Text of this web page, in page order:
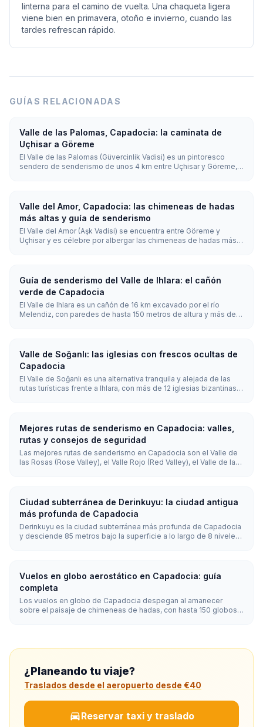
linterna para el camino de vuelta. Una chaqueta ligera
viene bien en primavera, otoño e invierno, cuando las
tardes refrescan rápido.
GUÍAS RELACIONADAS
Valle de las Palomas, Capadocia: la caminata de
Uçhisar a Göreme
El Valle de las Palomas (Güvercinlik Vadisi) es un pintoresco
sendero de senderismo de unos 4 km entre Uçhisar y Göreme,
Ojo.
Valle del Amor, Capadocia: las chimeneas de hadas
más altas y guía de senderismo
El Valle del Amor (Aşk Vadisi) se encuentra entre Göreme y
Uçhisar y es célebre por albergar las chimeneas de hadas más
caminar.
Guía de senderismo del Valle de Ihlara: el cañón
verde de Capadocia
El Valle de Ihlara es un cañón de 16 km excavado por el río
Melendiz, con paredes de hasta 150 metros de altura y más de
Valle de Soğanlı: las iglesias con frescos ocultas de
Capadocia
El Valle de Soğanlı es una alternativa tranquila y alejada de las
rutas turísticas frente a Ihlara, con más de 12 iglesias bizantinas
Mejores rutas de senderismo en Capadocia: valles,
rutas y consejos de seguridad
Las mejores rutas de senderismo en Capadocia son el Valle de
las Rosas (Rose Valley), el Valle Rojo (Red Valley), el Valle de las
deberían empezar por el Valle de las Rosas o el Valle Rojo por el
paisaje, por el Valle de las Palomas para una ruta fácil y por Ihlara
para una caminata de día completo por el cañón.
Ciudad subterránea de Derinkuyu: la ciudad antigua
más profunda de Capadocia
Derinkuyu es la ciudad subterránea más profunda de Capadocia
y desciende 85 metros bajo la superficie a lo largo de 8 niveles
Vuelos en globo aerostático en Capadocia: guía
completa
Los vuelos en globo de Capadocia despegan al amanecer
sobre el paisaje de chimeneas de hadas, con hasta 150 globos
¿Planeando tu viaje?
Traslados desde el aeropuerto desde €40
Reservar taxi y traslado